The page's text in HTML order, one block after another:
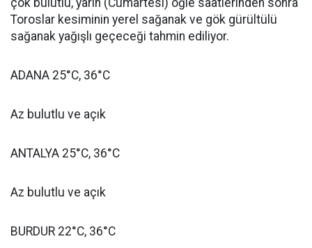
çok bulutlu, yarın (Cumartesi) öğle saatlerinden sonra
Toroslar kesiminin yerel sağanak ve gök gürültülü
sağanak yağışlı geçeceği tahmin ediliyor.
ADANA 25°C, 36°C
Az bulutlu ve açık
ANTALYA 25°C, 36°C
Az bulutlu ve açık
BURDUR 22°C, 36°C